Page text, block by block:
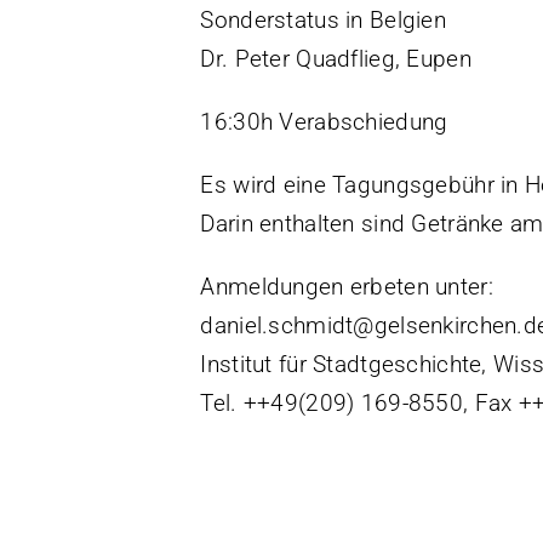
Sonderstatus in Belgien
Dr. Peter Quadflieg, Eupen
16:30h Verabschiedung
Es wird eine Tagungsgebühr in
Darin enthalten sind Getränke
Anmeldungen erbeten unter:
Institut für Stadtgeschichte,
Tel. ++49(209) 169-8550, Fax